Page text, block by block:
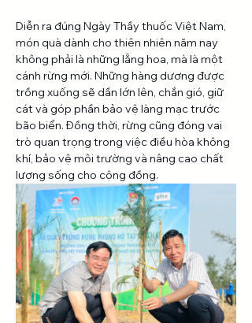
Diễn ra đúng Ngày Thầy thuốc Việt Nam,
món quà dành cho thiên nhiên năm nay
không phải là những lẵng hoa, mà là một
cánh rừng mới. Những hàng dương được
trồng xuống sẽ dần lớn lên, chắn gió, giữ
cát và góp phần bảo vệ làng mạc trước
bão biển. Đồng thời, rừng cũng đóng vai
trò quan trọng trong việc điều hòa không
khí, bảo vệ môi trường và nâng cao chất
lượng sống cho cộng đồng.